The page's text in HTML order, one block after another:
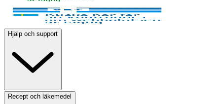
Hjälp och support
Recept och läkemedel